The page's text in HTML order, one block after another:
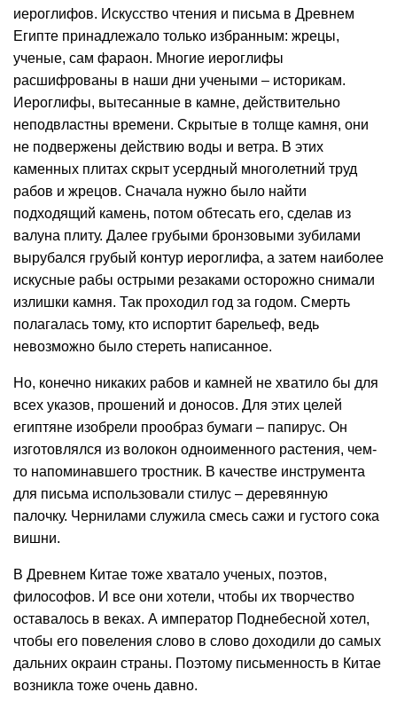
иероглифов. Искусство чтения и письма в Древнем
Египте принадлежало только избранным: жрецы,
ученые, сам фараон. Многие иероглифы
расшифрованы в наши дни учеными – историкам.
Иероглифы, вытесанные в камне, действительно
неподвластны времени. Скрытые в толще камня, они
не подвержены действию воды и ветра. В этих
каменных плитах скрыт усердный многолетний труд
рабов и жрецов. Сначала нужно было найти
подходящий камень, потом обтесать его, сделав из
валуна плиту. Далее грубыми бронзовыми зубилами
вырубался грубый контур иероглифа, а затем наиболее
искусные рабы острыми резаками осторожно снимали
излишки камня. Так проходил год за годом. Смерть
полагалась тому, кто испортит барельеф, ведь
невозможно было стереть написанное.
Но, конечно никаких рабов и камней не хватило бы для
всех указов, прошений и доносов. Для этих целей
египтяне изобрели прообраз бумаги – папирус. Он
изготовлялся из волокон одноименного растения, чем-
то напоминавшего тростник. В качестве инструмента
для письма использовали стилус – деревянную
палочку. Чернилами служила смесь сажи и густого сока
вишни.
В Древнем Китае тоже хватало ученых, поэтов,
философов. И все они хотели, чтобы их творчество
оставалось в веках. А император Поднебесной хотел,
чтобы его повеления слово в слово доходили до самых
дальних окраин страны. Поэтому письменность в Китае
возникла тоже очень давно.